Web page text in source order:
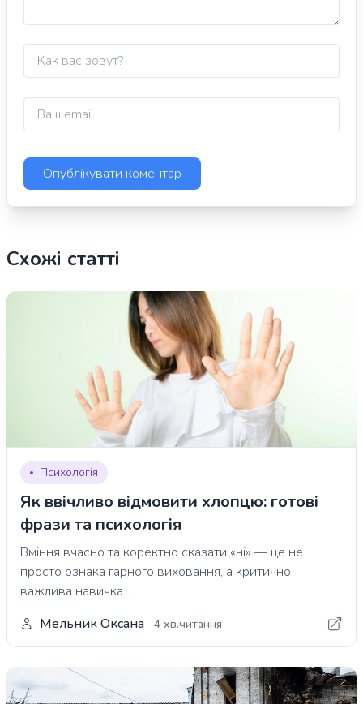
Схожі статті
Психологія
Як ввічливо відмовити хлопцю: готові
фрази та психологія
Вміння вчасно та коректно сказати «ні» — це не
просто ознака гарного виховання, а критично
важлива навичка ...
Мельник Оксана
4 хв.читання